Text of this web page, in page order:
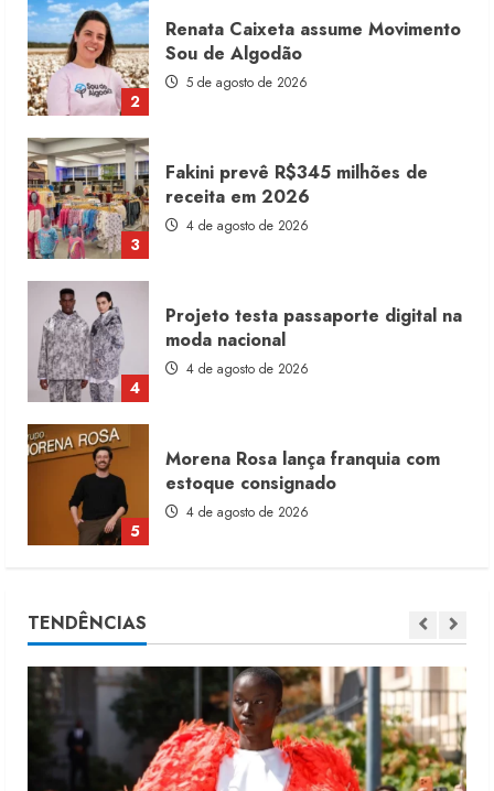
3
Fakini prevê R$345 milhões de
receita em 2026
4 de agosto de 2026
4
Projeto testa passaporte digital na
moda nacional
4 de agosto de 2026
5
Morena Rosa lança franquia com
estoque consignado
4 de agosto de 2026
1
Moda vende US$63,7 bilhões em
produtos licenciados
6 de agosto de 2026
2
Fakini prevê R$345 milhões de
receita em 2026
TENDÊNCIAS